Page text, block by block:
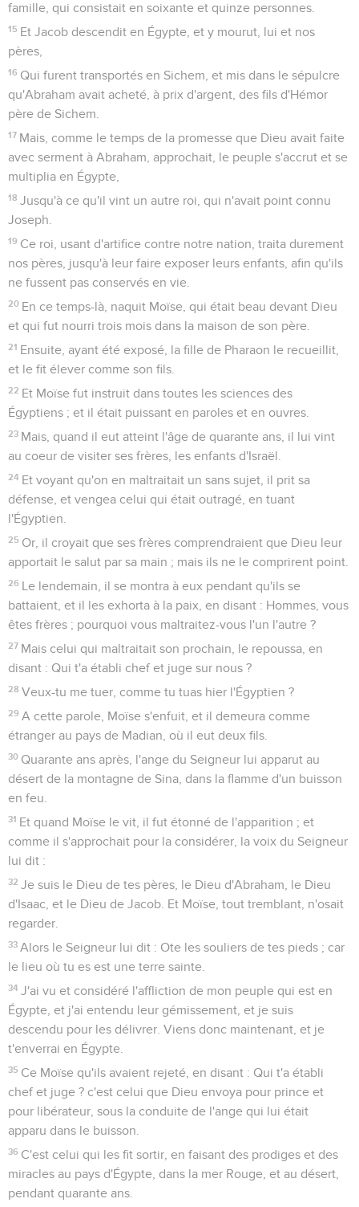
famille, qui consistait en soixante et quinze personnes.
15 Et Jacob descendit en Égypte, et y mourut, lui et nos
pères,
16 Qui furent transportés en Sichem, et mis dans le sépulcre
qu'Abraham avait acheté, à prix d'argent, des fils d'Hémor
père de Sichem.
17 Mais, comme le temps de la promesse que Dieu avait faite
avec serment à Abraham, approchait, le peuple s'accrut et se
multiplia en Égypte,
18 Jusqu'à ce qu'il vint un autre roi, qui n'avait point connu
Joseph.
19 Ce roi, usant d'artifice contre notre nation, traita durement
nos pères, jusqu'à leur faire exposer leurs enfants, afin qu'ils
ne fussent pas conservés en vie.
20 En ce temps-là, naquit Moïse, qui était beau devant Dieu
et qui fut nourri trois mois dans la maison de son père.
21 Ensuite, ayant été exposé, la fille de Pharaon le recueillit,
et le fit élever comme son fils.
22 Et Moïse fut instruit dans toutes les sciences des
Égyptiens ; et il était puissant en paroles et en ouvres.
23 Mais, quand il eut atteint l'âge de quarante ans, il lui vint
au coeur de visiter ses frères, les enfants d'Israël.
24 Et voyant qu'on en maltraitait un sans sujet, il prit sa
défense, et vengea celui qui était outragé, en tuant
l'Égyptien.
25 Or, il croyait que ses frères comprendraient que Dieu leur
apportait le salut par sa main ; mais ils ne le comprirent point.
26 Le lendemain, il se montra à eux pendant qu'ils se
battaient, et il les exhorta à la paix, en disant : Hommes, vous
êtes frères ; pourquoi vous maltraitez-vous l'un l'autre ?
27 Mais celui qui maltraitait son prochain, le repoussa, en
disant : Qui t'a établi chef et juge sur nous ?
28 Veux-tu me tuer, comme tu tuas hier l'Égyptien ?
29 A cette parole, Moïse s'enfuit, et il demeura comme
étranger au pays de Madian, où il eut deux fils.
30 Quarante ans après, l'ange du Seigneur lui apparut au
désert de la montagne de Sina, dans la flamme d'un buisson
en feu.
31 Et quand Moïse le vit, il fut étonné de l'apparition ; et
comme il s'approchait pour la considérer, la voix du Seigneur
lui dit :
32 Je suis le Dieu de tes pères, le Dieu d'Abraham, le Dieu
d'Isaac, et le Dieu de Jacob. Et Moïse, tout tremblant, n'osait
regarder.
33 Alors le Seigneur lui dit : Ote les souliers de tes pieds ; car
le lieu où tu es est une terre sainte.
34 J'ai vu et considéré l'affliction de mon peuple qui est en
Égypte, et j'ai entendu leur gémissement, et je suis
descendu pour les délivrer. Viens donc maintenant, et je
t'enverrai en Égypte.
35 Ce Moïse qu'ils avaient rejeté, en disant : Qui t'a établi
chef et juge ? c'est celui que Dieu envoya pour prince et
pour libérateur, sous la conduite de l'ange qui lui était
apparu dans le buisson.
36 C'est celui qui les fit sortir, en faisant des prodiges et des
miracles au pays d'Égypte, dans la mer Rouge, et au désert,
pendant quarante ans.